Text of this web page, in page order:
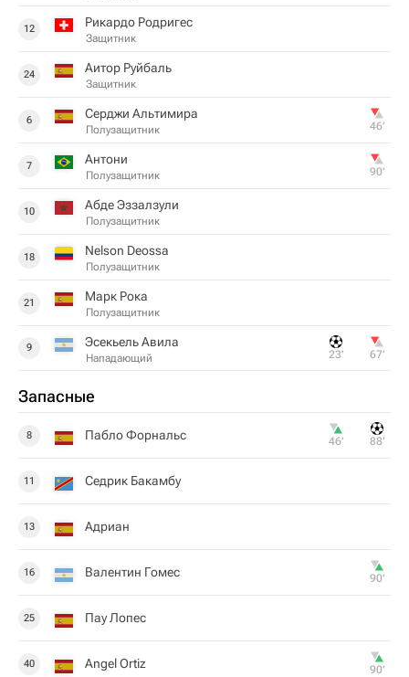
12 Рикардо Родригес
Защитник
24 Аитор Руйбаль
Защитник
6 Серджи Альтимира
Полузащитник 46‎’‎
7 Антони
Полузащитник 90‎’‎
10 Абде Эззалзули
Полузащитник
18 Nelson Deossa
Полузащитник
21 Марк Рока
Полузащитник
9 Эсекьель Авила
Нападающий 23‎’‎ 67‎’‎
Запасные
8 Пабло Форнальс 46‎’‎ 88‎’‎
11 Седрик Бакамбу
13 Адриан
16 Валентин Гомес 90‎’‎
25 Пау Лопес
40 Angel Ortiz 90‎’‎